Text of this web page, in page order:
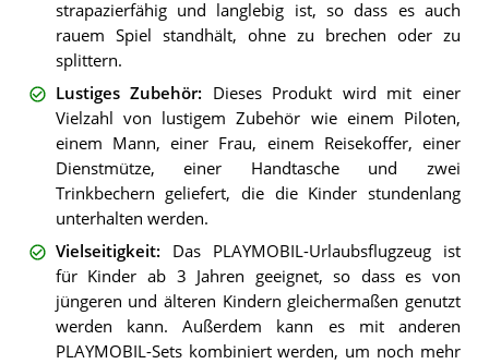
strapazierfähig und langlebig ist, so dass es auch
rauem Spiel standhält, ohne zu brechen oder zu
splittern.
Lustiges Zubehör: Dieses Produkt wird mit einer
Vielzahl von lustigem Zubehör wie einem Piloten,
einem Mann, einer Frau, einem Reisekoffer, einer
Dienstmütze, einer Handtasche und zwei
Trinkbechern geliefert, die die Kinder stundenlang
unterhalten werden.
Vielseitigkeit: Das PLAYMOBIL-Urlaubsflugzeug ist
für Kinder ab 3 Jahren geeignet, so dass es von
jüngeren und älteren Kindern gleichermaßen genutzt
werden kann. Außerdem kann es mit anderen
PLAYMOBIL-Sets kombiniert werden, um noch mehr